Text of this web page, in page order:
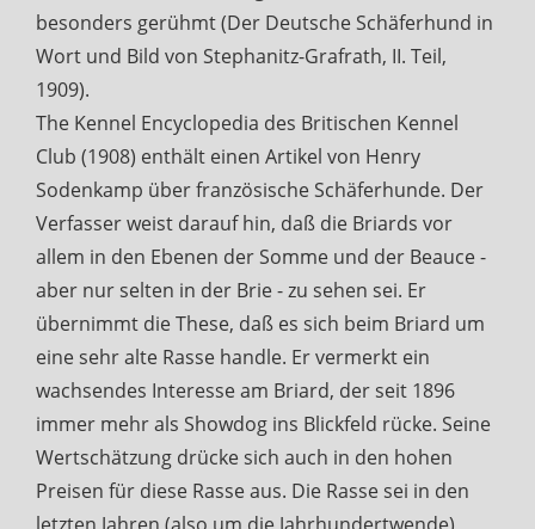
besonders gerühmt (Der Deutsche Schäferhund in
Wort und Bild von Stephanitz-Grafrath, II. Teil,
1909).
The Kennel Encyclopedia des Britischen Kennel
Club (1908) enthält einen Artikel von Henry
Sodenkamp über französische Schäferhunde. Der
Verfasser weist darauf hin, daß die Briards vor
allem in den Ebenen der Somme und der Beauce -
aber nur selten in der Brie - zu sehen sei. Er
übernimmt die These, daß es sich beim Briard um
eine sehr alte Rasse handle. Er vermerkt ein
wachsendes Interesse am Briard, der seit 1896
immer mehr als Showdog ins Blickfeld rücke. Seine
Wertschätzung drücke sich auch in den hohen
Preisen für diese Rasse aus. Die Rasse sei in den